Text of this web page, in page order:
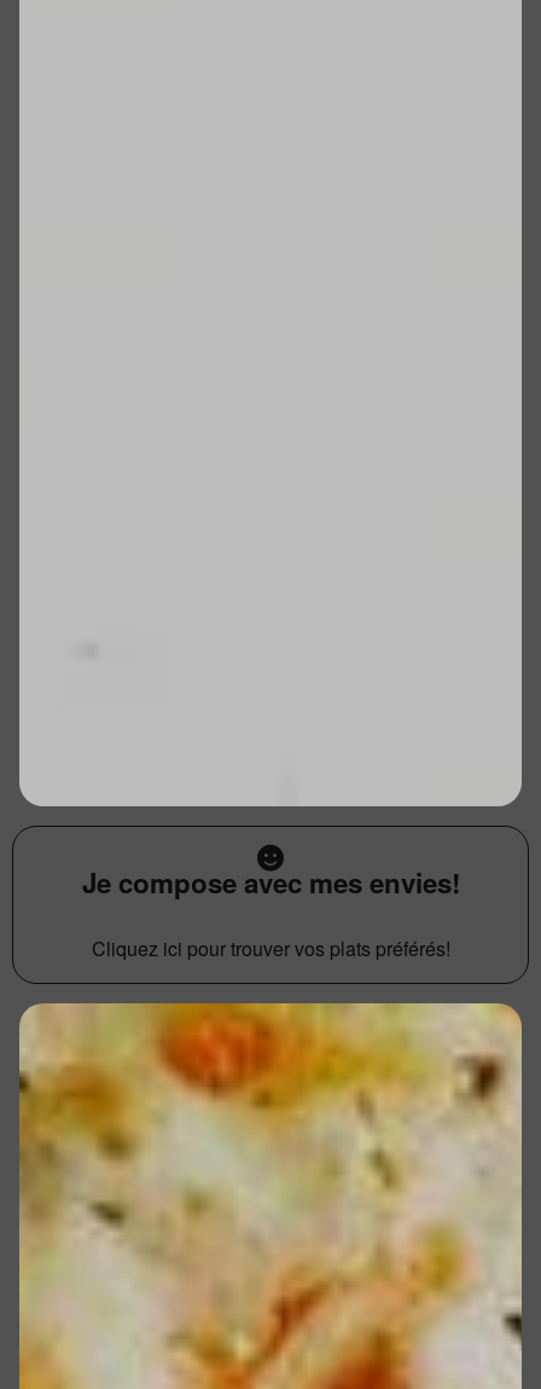
Je compose avec mes envies!
Cliquez ici pour trouver vos plats préférés!